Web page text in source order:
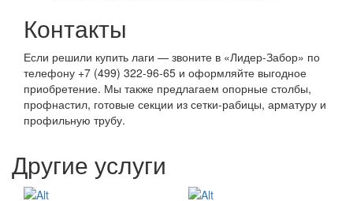
Контакты
Если решили купить лаги — звоните в «Лидер-Забор» по
телефону +7 (499) 322-96-65 и оформляйте выгодное
приобретение. Мы также предлагаем опорные столбы,
профнастил, готовые секции из сетки-рабицы, арматуру и
профильную трубу.
Другие услуги